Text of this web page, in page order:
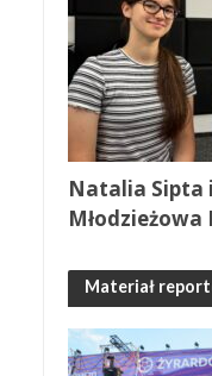
Natalia Sipta
Materiał